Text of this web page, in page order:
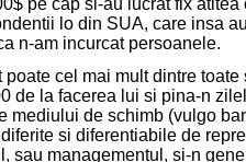
lo din SUA, care insa
n-am incurcat persoanele.
cel mai mult dintre toate
de la facerea lui si pina-n
mediului de schimb (vulgo
si diferentiabile de
sau managementul, si-n